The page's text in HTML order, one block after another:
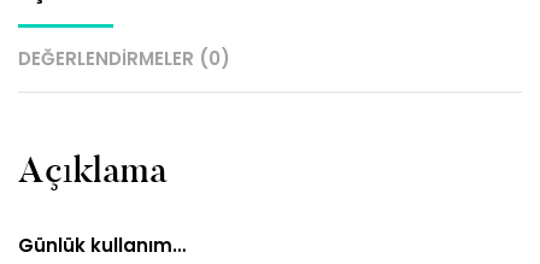
DEĞERLENDIRMELER (0)
Açıklama
Günlük kullanım…